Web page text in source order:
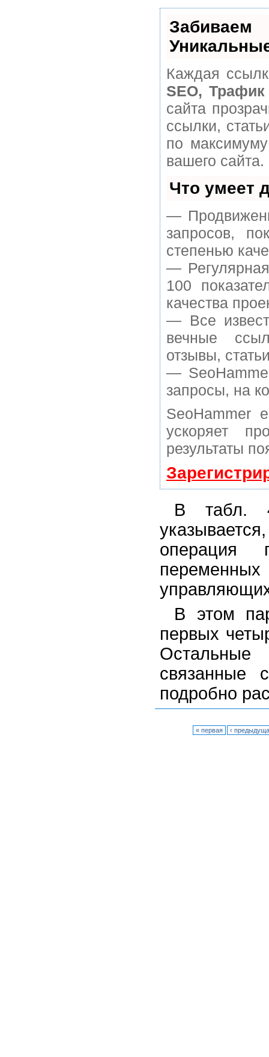
Каждая
SEO,
сайта
ссылки,
по
вашего сайта.
Что умеет
—
запросов,
степенью
—
100
качества
— Все
вечные
отзывы,
—
запросы, на
SeoHammer
ускоряет
результаты
В табл.
операция
В этом
первых
Остальные
связанные
подробно
« первая ‹